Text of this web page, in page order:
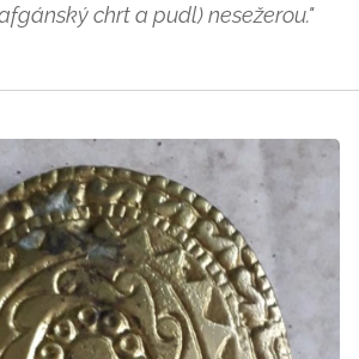
chrt a pudl) nesežerou."